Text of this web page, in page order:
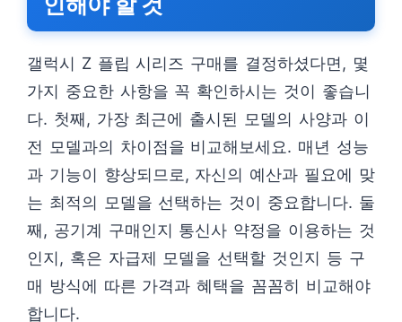
갤럭시 Z 플립 시리즈 구매를 결정하셨다면, 몇
가지 중요한 사항을 꼭 확인하시는 것이 좋습니
다. 첫째, 가장 최근에 출시된 모델의 사양과 이
전 모델과의 차이점을 비교해보세요. 매년 성능
과 기능이 향상되므로, 자신의 예산과 필요에 맞
는 최적의 모델을 선택하는 것이 중요합니다. 둘
째, 공기계 구매인지 통신사 약정을 이용하는 것
인지, 혹은 자급제 모델을 선택할 것인지 등 구
매 방식에 따른 가격과 혜택을 꼼꼼히 비교해야
합니다.